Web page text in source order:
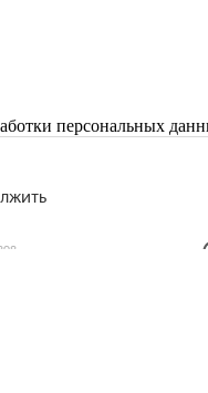
персональных